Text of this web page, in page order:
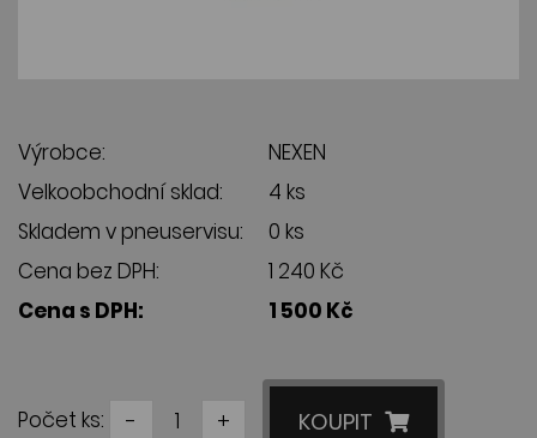
Výrobce:
NEXEN
Velkoobchodní sklad:
4 ks
Skladem v pneuservisu:
0 ks
Cena bez DPH:
1 240 Kč
Cena s DPH:
1 500 Kč
Počet ks: - + KOUPIT